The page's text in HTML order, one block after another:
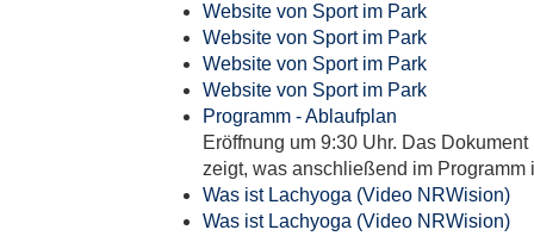
Website von Sport im Park
Website von Sport im Park
Website von Sport im Park
Website von Sport im Park
Programm - Ablaufplan
Eröffnung um 9:30 Uhr. Das Dokument
zeigt, was anschließend im Programm
Was ist Lachyoga (Video NRWision)
Was ist Lachyoga (Video NRWision)